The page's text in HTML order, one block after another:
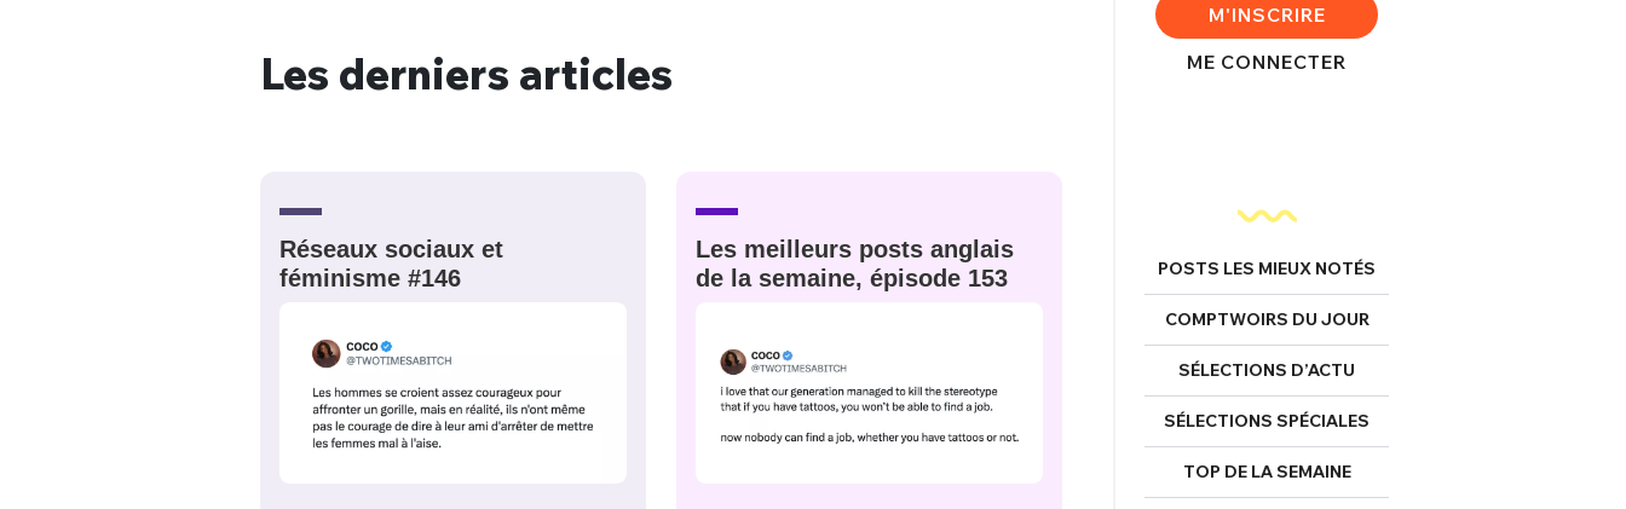
Les derniers articles
Réseaux sociaux et
féminisme #146
Les meilleurs posts anglais
de la semaine, épisode 153
M'INSCRIRE
ME CONNECTER
POSTS LES MIEUX NOTÉS
COMPTWOIRS DU JOUR
SÉLECTIONS D’ACTU
SÉLECTIONS SPÉCIALES
TOP DE LA SEMAINE
Bienvenue !
PSEUDO
PASSWORD*
Mot de passe perdu ?
CONNEXION
FERMER
VOTRE PARTICIPATION
Que souhaitez-vous proposer ?
Quelques
tweets
Ma propre
sélection
Un Thread
C'EST PARTI